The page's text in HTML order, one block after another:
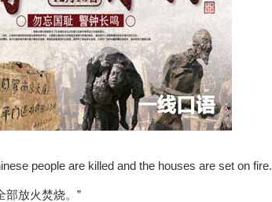
people are killed and the houses are set on fire.
部放火焚烧。”